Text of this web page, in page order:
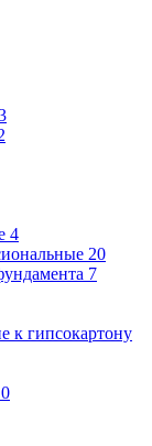
4
20
7
к гипсокартону
0